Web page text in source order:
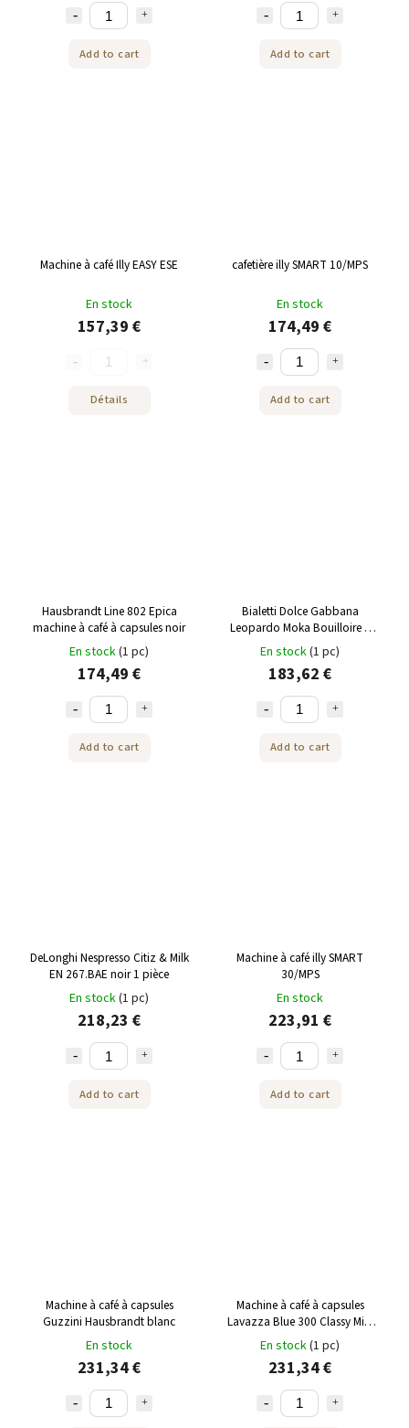
Add to cart Add to cart
Machine à café Illy EASY ESE
En stock
157,39 €
Détails
cafetière illy SMART 10/MPS
En stock
174,49 €
Add to cart
Hausbrandt Line 802 Epica
machine à café à capsules noir
En stock(1 pc)
174,49 €
Add to cart
Bialetti Dolce Gabbana
Leopardo Moka Bouilloire à
induction pour 4 tasses
En stock(1 pc)
183,62 €
Add to cart
DeLonghi Nespresso Citiz & Milk
EN 267.BAE noir 1 pièce
En stock(1 pc)
218,23 €
Add to cart
Machine à café illy SMART
30/MPS
En stock
223,91 €
Add to cart
Machine à café à capsules
Guzzini Hausbrandt blanc
En stock
231,34 €
Machine à café à capsules
Lavazza Blue 300 Classy Mini
1pc
En stock(1 pc)
231,34 €